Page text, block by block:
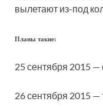
вылетают из-под
Планы такие:
25 сентября 2015 —
26 сентября 2015 —